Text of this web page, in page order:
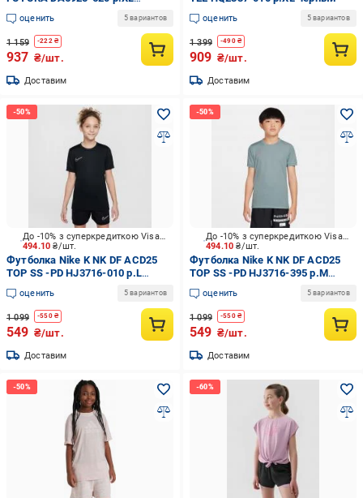
розовый
оценить 5 вариантов
1 159 -222₴
937 ₴/шт.
Доставим
оценить 5 вариантов
1 399 -490₴
909 ₴/шт.
Доставим
494.10₴/шт.
До -10% з суперкредиткою Visa Вигода
Футболка Nike K NK DF ACD25
TOP SS -PD HJ3716-010 р.L
черный
оценить 5 вариантов
1 099 -550₴
549 ₴/шт.
Доставим
494.10₴/шт.
До -10% з суперкредиткою Visa Вигода
Футболка Nike K NK DF ACD25
TOP SS -PD HJ3716-395 р.M
серый
оценить 5 вариантов
1 099 -550₴
549 ₴/шт.
Доставим